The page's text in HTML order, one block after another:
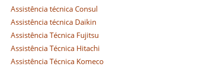
Assistência técnica Consul
Assistência técnica Daikin
Assistência Técnica Fujitsu
Assistência Técnica Hitachi
Assistência Técnica Komeco